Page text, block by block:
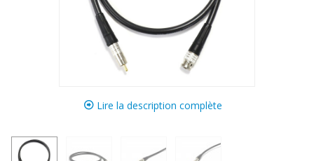
Lire la description complète